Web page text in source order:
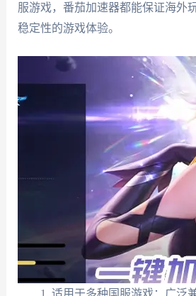
服游戏，番茄加速器都能保证海外
稳定性的游戏体验。